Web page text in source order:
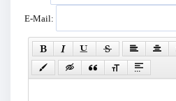
E-Mail: